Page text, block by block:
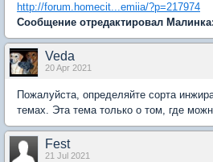
http://forum.homecit...emiia/?p=217974
Сообщение отредактировал
Veda
20 Apr 2021
Пожалуйста, определяйте сорта
темах. Эта тема только о том, где
Fest
21 Jul 2021